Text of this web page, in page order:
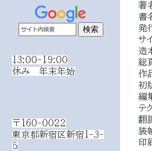
著
書
発
サ
造
総
作
初
編
テ
翻
装
印
13:00-19:00
休み 年末年始
〒160-0022
東京都新宿区新宿1-3-
5